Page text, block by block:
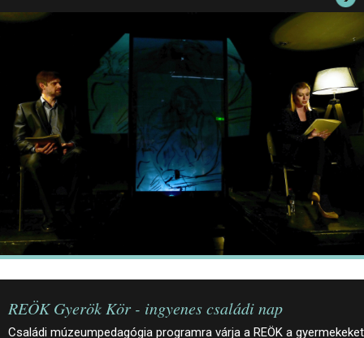
PALOTASÉTÁK ÉS VEZETÉSEK
KÖZÉRDEKŰ ADATOK
REÖK Gyerök Kör - ingyenes családi nap
Családi múzeumpedagógia programra várja a REÖK a gyermekeket